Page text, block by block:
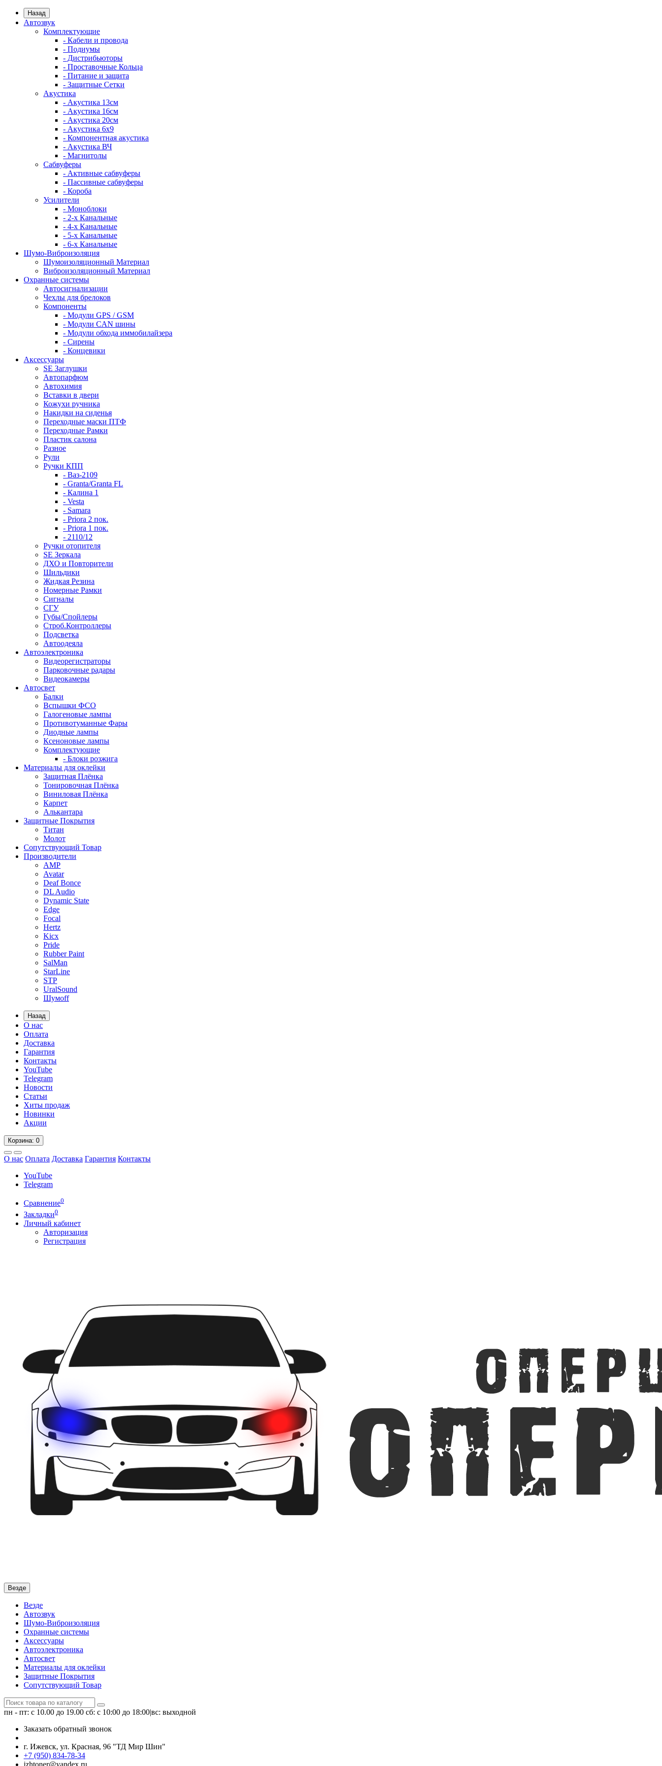
Назад
Автозвук
Комплектующие
- Кабели и провода
- Подиумы
- Дистрибьюторы
- Проставочные Кольца
- Питание и защита
- Защитные Сетки
Акустика
- Акустика 13см
- Акустика 16см
- Акустика 20см
- Акустика 6x9
- Компонентная акустика
- Акустика ВЧ
- Магнитолы
Сабвуферы
- Активные сабвуферы
- Пассивные сабвуферы
- Короба
Усилители
- Моноблоки
- 2-х Канальные
- 4-х Канальные
- 5-х Канальные
- 6-х Канальные
Шумо-Виброизоляция
Шумоизоляционный Материал
Виброизоляционный Материал
Охранные системы
Автосигнализации
Чехлы для брелоков
Компоненты
- Модули GPS / GSM
- Модули CAN шины
- Модули обхода иммобилайзера
- Сирены
- Концевики
Аксессуары
SE Заглушки
Автопарфюм
Автохимия
Вставки в двери
Кожухи ручника
Накидки на сиденья
Переходные маски ПТФ
Переходные Рамки
Пластик салона
Разное
Рули
Ручки КПП
- Ваз-2109
- Granta/Granta FL
- Калина 1
- Vesta
- Samara
- Priora 2 пок.
- Priora 1 пок.
- 2110/12
Ручки отопителя
SE Зеркала
ДХО и Повторители
Шильдики
Жидкая Резина
Номерные Рамки
Сигналы
СГУ
Губы/Спойлеры
Строб.Контроллеры
Подсветка
Автоодеяла
Автоэлектроника
Видеорегистраторы
Парковочные радары
Видеокамеры
Автосвет
Балки
Вспышки ФСО
Галогеновые лампы
Противотуманные Фары
Диодные лампы
Ксеноновые лампы
Комплектующие
- Блоки розжига
Материалы для оклейки
Защитная Плёнка
Тонировочная Плёнка
Виниловая Плёнка
Карпет
Алькантара
Защитные Покрытия
Титан
Молот
Сопутствующий Товар
Производители
AMP
Avatar
Deaf Bonce
DL Audio
Dynamic State
Edge
Focal
Hertz
Kicx
Pride
Rubber Paint
SalMan
StarLine
STP
UralSound
Шумoff
Назад
О нас
Оплата
Доставка
Гарантия
Контакты
YouTube
Telegram
Новости
Статьи
Хиты продаж
Новинки
Акции
Корзина: 0
О нас Оплата Доставка Гарантия Контакты
YouTube
Telegram
Сравнение0
Закладки0
Личный кабинет
Авторизация
Регистрация
Везде
Везде
Автозвук
Шумо-Виброизоляция
Охранные системы
Аксессуары
Автоэлектроника
Автосвет
Материалы для оклейки
Защитные Покрытия
Сопутствующий Товар
пн - пт: с 10.00 до 19.00 сб: с 10:00 до 18:00|вс: выходной
Заказать обратный звонок
г. Ижевск, ул. Красная, 96 "ТД Мир Шин"
+7 (950) 834-78-34
izhtoner@yandex.ru